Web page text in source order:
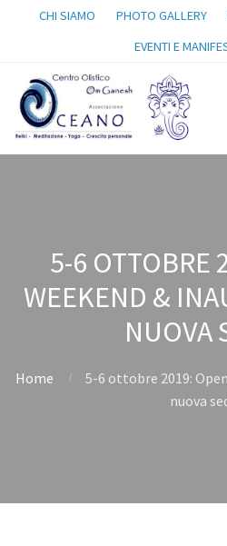
CHI SIAMO PHOTO GALLERY
EVENTI E
5-6 OTTOBRE
WEEKEND &
NUOVA
Home
5-6 ottobre 2019:
nuova